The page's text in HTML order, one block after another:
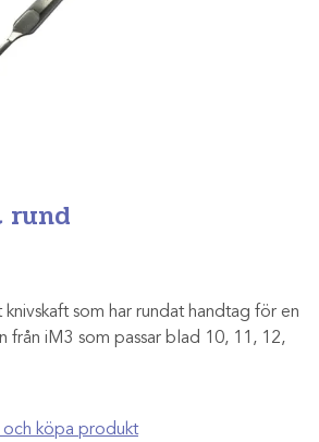
rund
som har rundat handtag för en
från iM3 som passar blad 10, 11, 12,
och köpa produkt